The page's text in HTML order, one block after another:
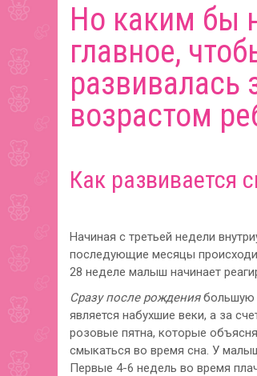
Но каким бы
главное,
развивалась
возрастом
Как развивается
Начиная с третьей недели
последующие месяцы
28 неделе малыш начинает
Сразу после рождениябольшую
является набухшие веки, а за
розовые пятна, которые
смыкаться во время сна. У
Первые 4-6 недель во время